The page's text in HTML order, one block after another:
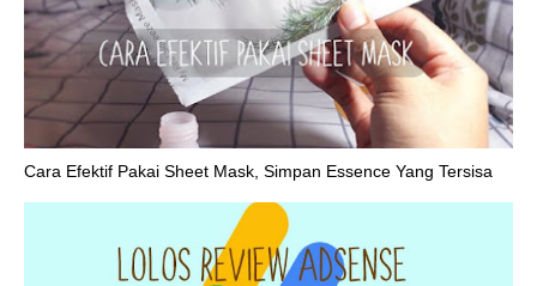
Cara Efektif Pakai Sheet Mask, Simpan Essence Yang Tersisa